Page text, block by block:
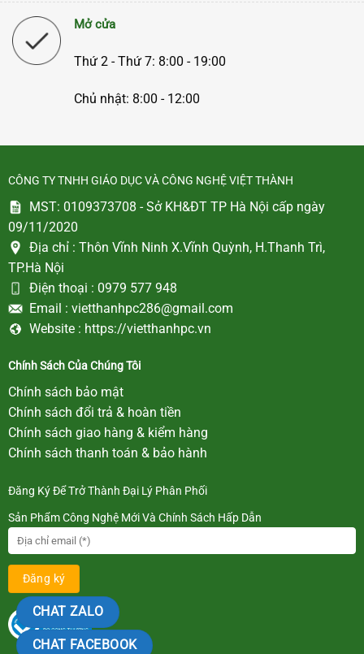
Mở cửa
Thứ 2 - Thứ 7: 8:00 - 19:00
Chủ nhật: 8:00 - 12:00
CÔNG TY TNHH GIÁO DỤC VÀ CÔNG NGHỆ VIỆT THÀNH
MST: 0109373708 - Sở KH&ĐT TP Hà Nội cấp ngày
09/11/2020
Địa chỉ : Thôn Vĩnh Ninh X.Vĩnh Quỳnh, H.Thanh Trì,
TP.Hà Nội
Điện thoại : 0979 577 948
Email : vietthanhpc286@gmail.com
Website : https://vietthanhpc.vn
Chính Sách Của Chúng Tôi
Chính sách bảo mật
Chính sách đổi trả & hoàn tiền
Chính sách giao hàng & kiểm hàng
Chính sách thanh toán & bảo hành
Đăng Ký Để Trở Thành Đại Lý Phân Phối
Sản Phẩm Công Nghệ Mới Và Chính Sách Hấp Dẫn
CHAT ZALO
CHAT FACEBOOK